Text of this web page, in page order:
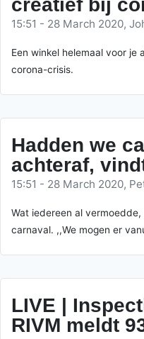
creatief bij
15:51 - 28 March 2020,
Een winkel helemaal voor
corona-crisis.
Hadden we
achteraf,
15:51 - 28 March 2020,
Wat iedereen al
carnaval. ,,We mogen er
LIVE |
RIVM meldt